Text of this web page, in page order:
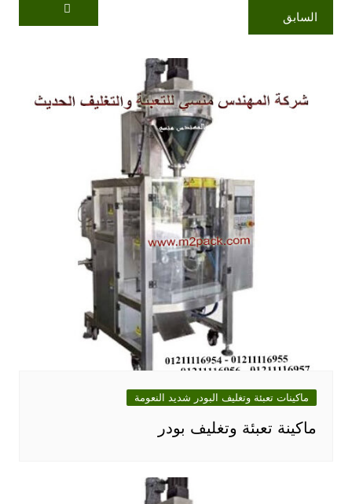
السابق
ماكينات تعبئة وتغليف البودر شديد النعومة
ماكينة تعبئة وتغليف بودر